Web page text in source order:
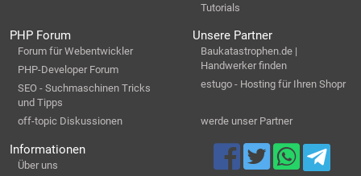
Tutorials
PHP Forum
Forum für Webentwickler
PHP-Developer Forum
SEO - Suchmaschinen Tricks
und Tipps
off-topic Diskussionen
Unsere Partner
Baukatastrophen.de |
Handwerker finden
estugo - Hosting für Ihren Shopr
werde unser Partner
Informationen
Über uns